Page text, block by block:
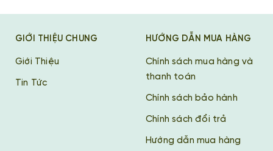
GIỚI THIỆU CHUNG
Giới Thiệu
Tin Tức
HƯỚNG DẪN MUA HÀNG
Chính sách mua hàng và
thanh toán
Chính sách bảo hành
Chính sách đổi trả
Hướng dẫn mua hàng